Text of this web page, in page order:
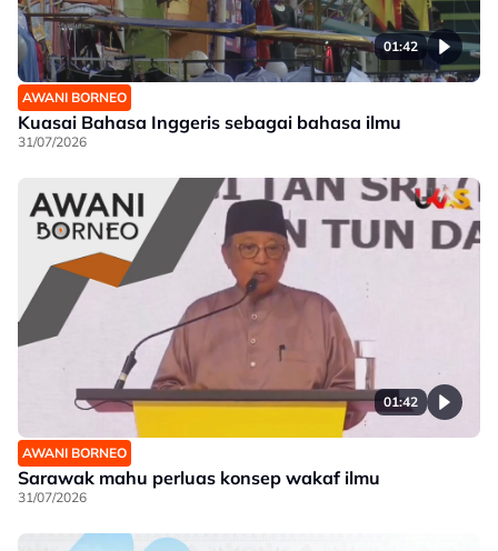
01:42
AWANI BORNEO
Kuasai Bahasa Inggeris sebagai bahasa ilmu
31/07/2026
01:42
AWANI BORNEO
Sarawak mahu perluas konsep wakaf ilmu
31/07/2026